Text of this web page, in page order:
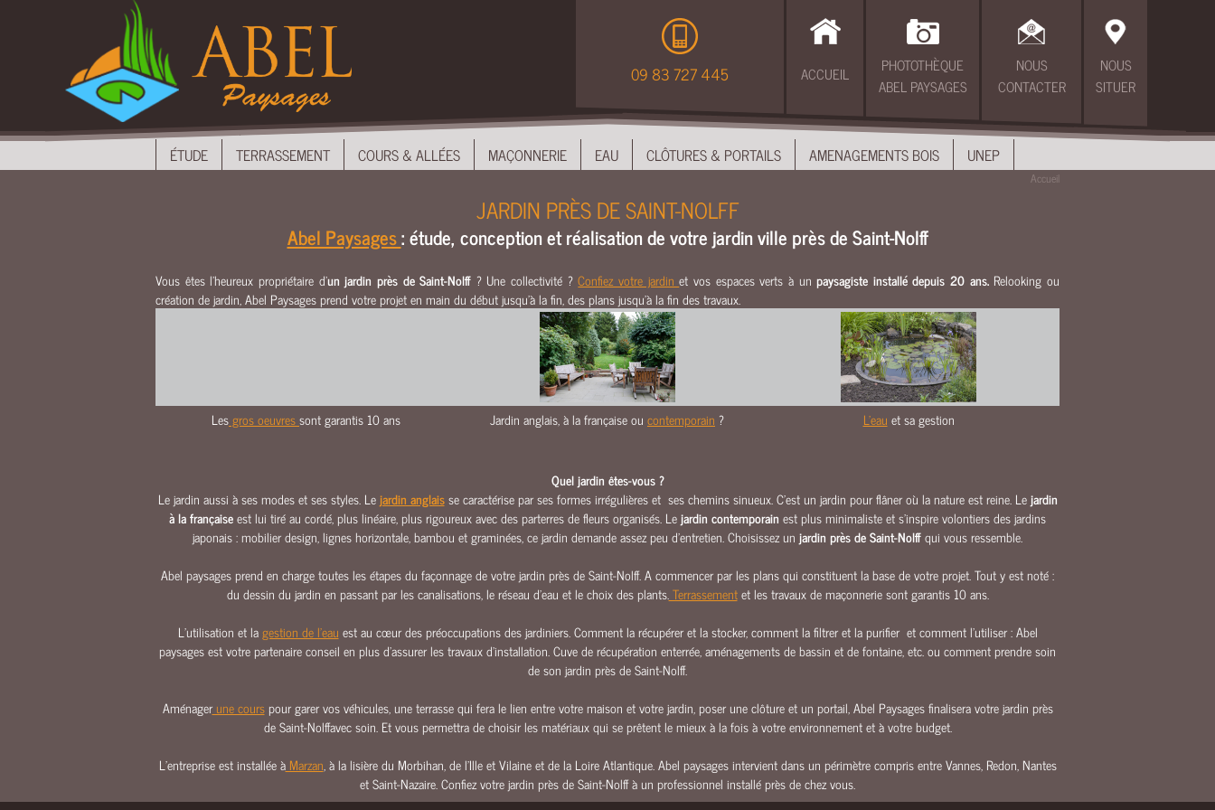
TERRASSEMENT
ALLÉES
MAÇONNERIE
09 83 727 445 ACCUEIL
PHOTOTHÈQUE
ABEL PAYSAGES
NOUS
CONTACTER
NOUS
SITUER
ÉTUDE TERRASSEMENT COURS & ALLÉES MAÇONNERIE EAU CLÔTURES & PORTAILS AMENAGEMENTS BOIS UNEP
Accueil
JARDIN PRÈS DE SAINT-NOLFF
Abel Paysages: étude, conception et réalisation de votre jardin ville près de Saint-Nolff
Vous êtes l'heureux propriétaire d'un jardin près de Saint-Nolff ? Une collectivité ?Confiez votre jardinet vos espaces verts à unpaysagiste installé depuis 20 ans. Relooking ou
création de jardin, Abel Paysages prend votre projet en main du début jusqu’à la fin, des plans jusqu’à la fin des travaux.
Lesgros oeuvressont garantis 10 ans Jardin anglais, à la française ou contemporain ? L'eau et sa gestion
Quel jardin êtes-vous ?
Le jardin aussi à ses modes et ses styles. Lejardin anglaisse caractérise par ses formes irrégulières et ses chemins sinueux. C’est un jardin pour flâner où la nature est reine. Lejardin
à la françaiseest lui tiré au cordé, plus linéaire, plus rigoureux avec des parterres de fleurs organisés. Lejardin contemporain est plus minimaliste et s’inspire volontiers des jardins
japonais : mobilier design, lignes horizontale, bambou et graminées, ce jardin demande assez peu d’entretien. Choisissez un jardin près de Saint-Nolffqui vous ressemble.
Abel paysages prend en charge toutes les étapes du façonnage de votre jardin près de Saint-Nolff. A commencer par les plans qui constituent la base de votre projet. Tout y est noté :
du dessin du jardin en passant par les canalisations, le réseau d’eau et le choix des plants.Terrassementet les travaux de maçonnerie sont garantis 10 ans.
L’utilisation et lagestion de l’eau est au cœur des préoccupations des jardiniers. Comment la récupérer et la stocker, comment la filtrer et la purifier et comment l’utiliser : Abel
paysages est votre partenaire conseil en plus d’assurer les travaux d’installation. Cuve de récupération enterrée, aménagements de bassin et de fontaine, etc. ou comment prendre soin
de son jardin près de Saint-Nolff.
Aménagerune courspour garer vos véhicules, une terrasse qui fera le lien entre votre maison et votre jardin, poser une clôture et un portail, Abel Paysages finalisera votre jardin près
de Saint-Nolffavec soin. Et vous permettra de choisir les matériaux qui se prêtent le mieux à la fois à votre environnement et à votre budget.
L’entreprise est installée àMarzan, à la lisière du Morbihan, de l’Ille et Vilaine et de la Loire Atlantique. Abel paysages intervient dans un périmètre compris entre Vannes, Redon, Nantes
et Saint-Nazaire. Confiez votre jardin près de Saint-Nolff à un professionnel installé près de chez vous.